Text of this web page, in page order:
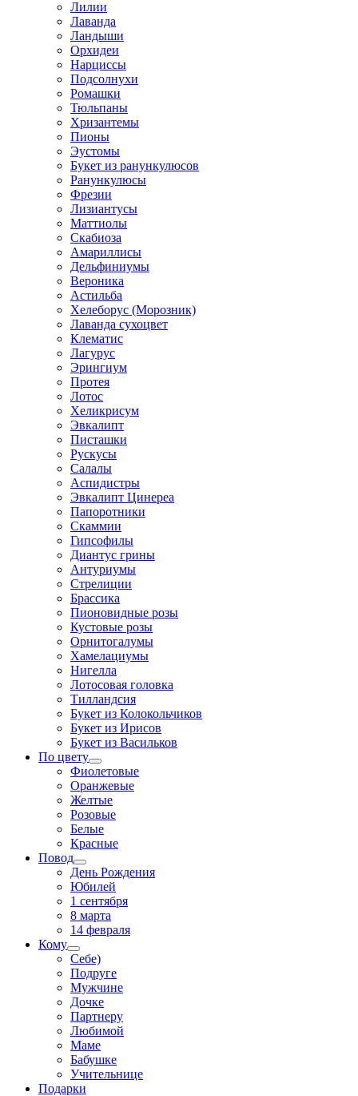
Лилии
Лаванда
Ландыши
Орхидеи
Нарциссы
Подсолнухи
Ромашки
Тюльпаны
Хризантемы
Пионы
Эустомы
Букет из ранункулюсов
Ранункулюсы
Фрезии
Лизиантусы
Маттиолы
Скабиоза
Амариллисы
Дельфиниумы
Вероника
Астильба
Хелеборус (Морозник)
Лаванда сухоцвет
Клематис
Лагурус
Эрингиум
Протея
Лотос
Хеликрисум
Эвкалипт
Писташки
Рускусы
Салалы
Аспидистры
Эвкалипт Цинереа
Папоротники
Скаммии
Гипсофилы
Диантус грины
Антуриумы
Стрелиции
Брассика
Пионовидные розы
Кустовые розы
Орнитогалумы
Хамелациумы
Нигелла
Лотосовая головка
Тилландсия
Букет из Колокольчиков
Букет из Ирисов
Букет из Васильков
По цвету
Фиолетовые
Оранжевые
Желтые
Розовые
Белые
Красные
Повод
День Рождения
Юбилей
1 сентября
8 марта
14 февраля
Кому
Себе)
Подруге
Мужчине
Дочке
Партнеру
Любимой
Маме
Бабушке
Учительнице
Подарки